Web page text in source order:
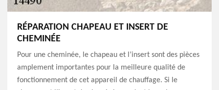
RÉPARATION CHAPEAU ET INSERT DE
CHEMINÉE
Pour une cheminée, le chapeau et l’insert sont des pièces
amplement importantes pour la meilleure qualité de
fonctionnement de cet appareil de chauffage. Si le